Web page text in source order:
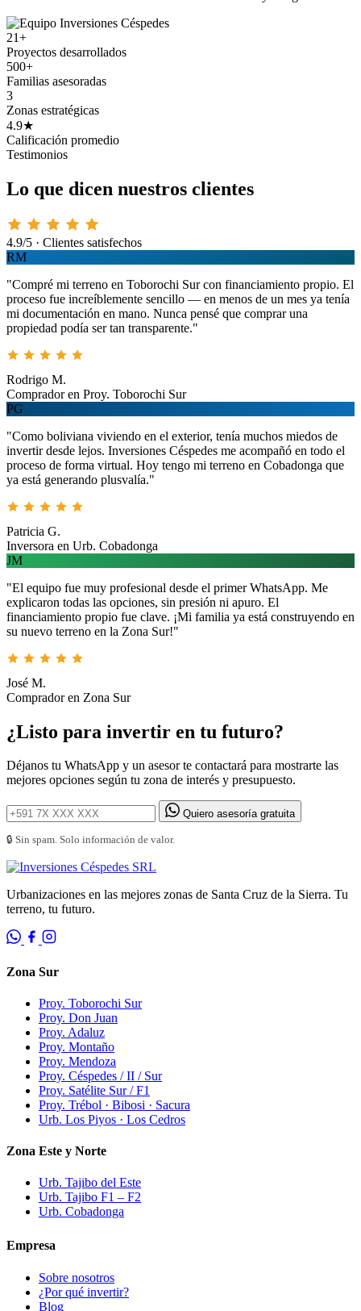
21+
Proyectos desarrollados
500+
Familias asesoradas
3
Zonas estratégicas
4.9★
Calificación promedio
Testimonios
Lo que dicen nuestros clientes
4.9/5 · Clientes satisfechos
RM
"Compré mi terreno en Toborochi Sur con financiamiento propio. El
proceso fue increíblemente sencillo — en menos de un mes ya tenía
mi documentación en mano. Nunca pensé que comprar una
propiedad podía ser tan transparente."
Rodrigo M.
Comprador en Proy. Toborochi Sur
PG
"Como boliviana viviendo en el exterior, tenía muchos miedos de
invertir desde lejos. Inversiones Céspedes me acompañó en todo el
proceso de forma virtual. Hoy tengo mi terreno en Cobadonga que
ya está generando plusvalía."
Patricia G.
Inversora en Urb. Cobadonga
JM
"El equipo fue muy profesional desde el primer WhatsApp. Me
explicaron todas las opciones, sin presión ni apuro. El
financiamiento propio fue clave. ¡Mi familia ya está construyendo en
su nuevo terreno en la Zona Sur!"
José M.
Comprador en Zona Sur
¿Listo para invertir en tu futuro?
Déjanos tu WhatsApp y un asesor te contactará para mostrarte las
mejores opciones según tu zona de interés y presupuesto.
Quiero asesoría gratuita
🔒 Sin spam. Solo información de valor.
Urbanizaciones en las mejores zonas de Santa Cruz de la Sierra. Tu
terreno, tu futuro.
Zona Sur
Proy. Toborochi Sur
Proy. Don Juan
Proy. Adaluz
Proy. Montaño
Proy. Mendoza
Proy. Céspedes / II / Sur
Proy. Satélite Sur / F1
Proy. Trébol · Bibosi · Sacura
Urb. Los Piyos · Los Cedros
Zona Este y Norte
Urb. Tajibo del Este
Urb. Tajibo F1 – F2
Urb. Cobadonga
Empresa
Sobre nosotros
¿Por qué invertir?
Blog